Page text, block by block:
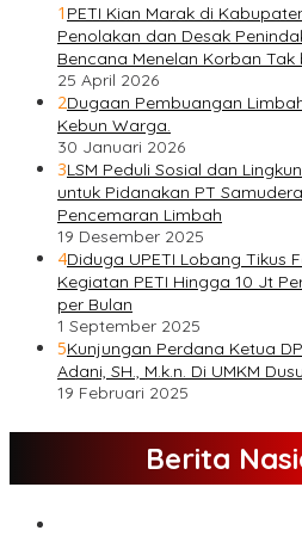
1 PETI Kian Marak di
Penolakan dan Desak
Bencana Menelan Korban Tak
25 April 2026
2Dugaan Pembuangan
Kebun Warga.
30 Januari 2026
3LSM Peduli Sosial dan
untuk Pidanakan PT
Pencemaran Limbah
19 Desember 2025
4Diduga UPETI Lobang Tikus
Kegiatan PETI Hingga 10 Jt
per Bulan
1 September 2025
5Kunjungan Perdana Ketua
Adani, SH., M.k.n. Di UMKM
19 Februari 2025
Berita